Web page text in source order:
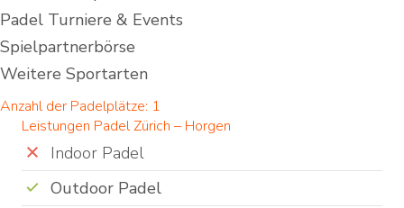
Padel Turniere & Events
Spielpartnerbörse
Weitere Sportarten
Anzahl der Padelplätze: 1
Leistungen Padel Zürich – Horgen
Indoor Padel
Outdoor Padel